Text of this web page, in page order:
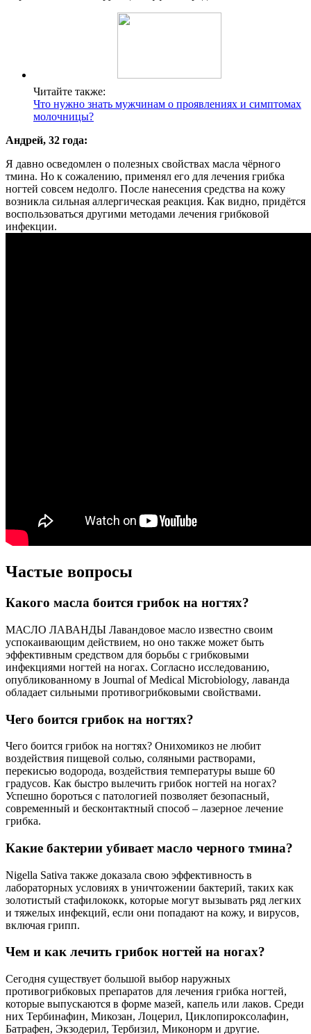
Читайте также:
Что нужно знать мужчинам о проявлениях и симптомах
молочницы?
Андрей, 32 года:
Я давно осведомлен о полезных свойствах масла чёрного
тмина. Но к сожалению, применял его для лечения грибка
ногтей совсем недолго. После нанесения средства на кожу
возникла сильная аллергическая реакция. Как видно, придётся
воспользоваться другими методами лечения грибковой
инфекции.
Частые вопросы
Какого масла боится грибок на ногтях?
МАСЛО ЛАВАНДЫ Лавандовое масло известно своим
успокаивающим действием, но оно также может быть
эффективным средством для борьбы с грибковыми
инфекциями ногтей на ногах. Согласно исследованию,
опубликованному в Journal of Medical Microbiology, лаванда
обладает сильными противогрибковыми свойствами.
Чего боится грибок на ногтях?
Чего боится грибок на ногтях? Онихомикоз не любит
воздействия пищевой солью, соляными растворами,
перекисью водорода, воздействия температуры выше 60
градусов. Как быстро вылечить грибок ногтей на ногах?
Успешно бороться с патологией позволяет безопасный,
современный и бесконтактный способ – лазерное лечение
грибка.
Какие бактерии убивает масло черного тмина?
Nigella Sativa также доказала свою эффективность в
лабораторных условиях в уничтожении бактерий, таких как
золотистый стафилококк, которые могут вызывать ряд легких
и тяжелых инфекций, если они попадают на кожу, и вирусов,
включая грипп.
Чем и как лечить грибок ногтей на ногах?
Сегодня существует большой выбор наружных
противогрибковых препаратов для лечения грибка ногтей,
которые выпускаются в форме мазей, капель или лаков. Среди
них Тербинафин, Микозан, Лоцерил, Циклопироксолафин,
Батрафен, Экзодерил, Тербизил, Миконорм и другие.